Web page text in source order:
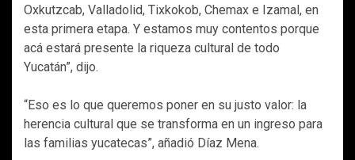
Oxkutzcab, Valladolid, Tixkokob, Chemax e Izamal, en
esta primera etapa. Y estamos muy contentos porque
acá estará presente la riqueza cultural de todo
Yucatán”, dijo.
“Eso es lo que queremos poner en su justo valor: la
herencia cultural que se transforma en un ingreso para
las familias yucatecas”, añadió Díaz Mena.